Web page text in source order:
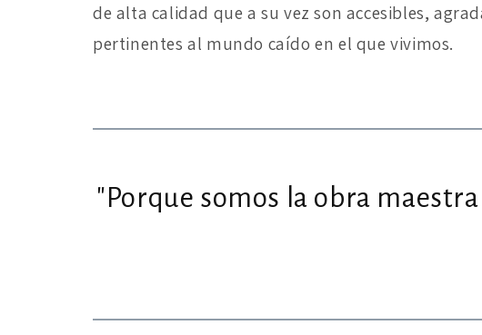
de alta calidad que a su vez son accesibles,
pertinentes al mundo caído en el que vivimos.
"Porque somos la obra